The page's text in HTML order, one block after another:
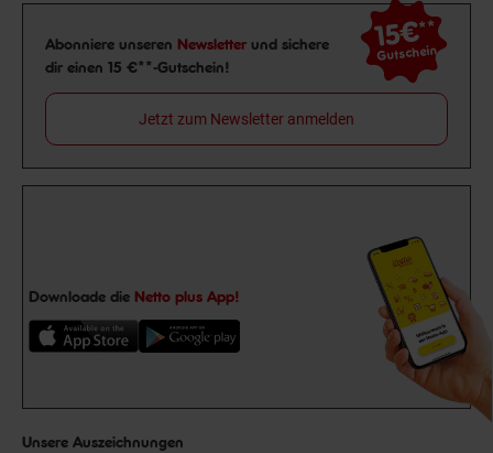
Newsletter Anmeldung
Abonniere unseren Newsletter und sichere
dir einen 15 €**-Gutschein!
15€**
Gutschein
Jetzt zum Newsletter anmelden
Downloade die Netto plus App!
Unsere Auszeichnungen